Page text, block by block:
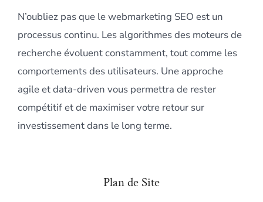
N’oubliez pas que le webmarketing SEO est un
processus continu. Les algorithmes des moteurs de
recherche évoluent constamment, tout comme les
comportements des utilisateurs. Une approche
agile et data-driven vous permettra de rester
compétitif et de maximiser votre retour sur
investissement dans le long terme.
Plan de Site